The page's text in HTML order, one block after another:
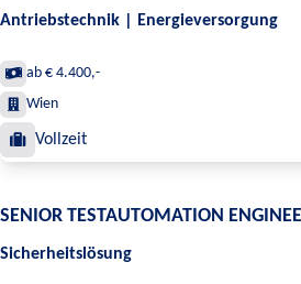
Antriebstechnik | Energieversorgung
ab € 4.400,-
Wien
Vollzeit
SENIOR TESTAUTOMATION
Sicherheitslösung